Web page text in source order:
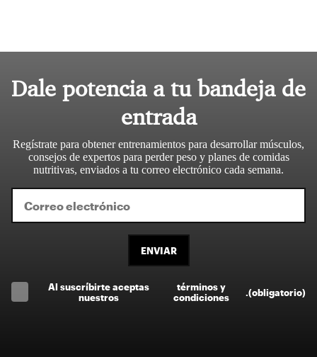
Dale potencia a tu bandeja de
entrada
Regístrate para obtener entrenamientos para desarrollar músculos,
consejos de expertos para perder peso y planes de comidas
nutritivas, enviados a tu correo electrónico cada semana.
ENVIAR
Al suscríbirte aceptas
nuestros
términos y
condiciones
(obligatorio)